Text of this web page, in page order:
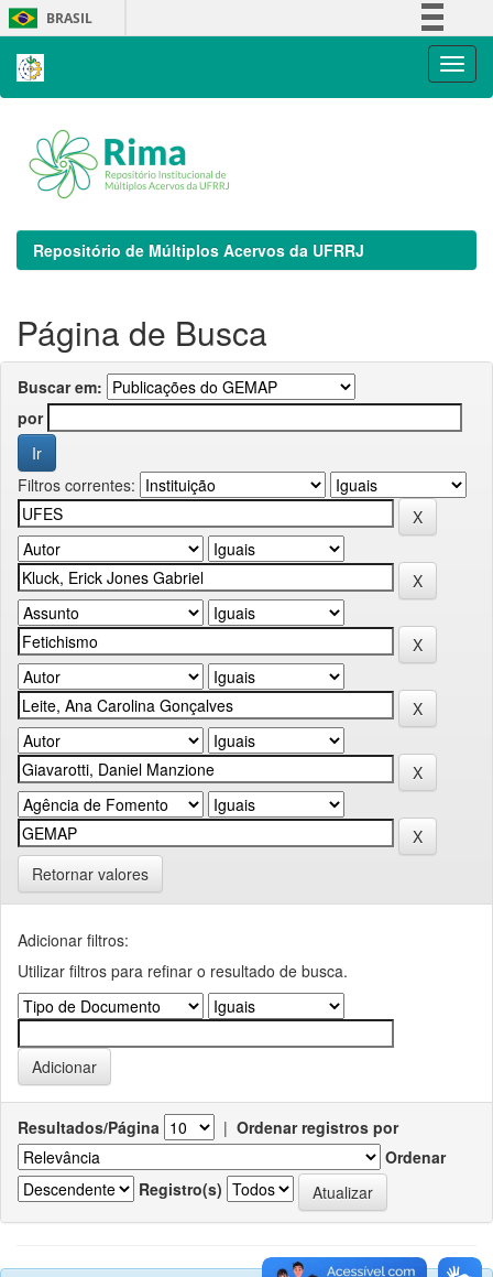
Skip
navigation
BRASIL
Repositório de Múltiplos Acervos da UFRRJ
Página de Busca
Buscar em:
por
Filtros correntes:
Retornar valores
Adicionar filtros:
Utilizar filtros para refinar o resultado de busca.
Resultados/Página | Ordenar registros por
Ordenar
Registro(s)